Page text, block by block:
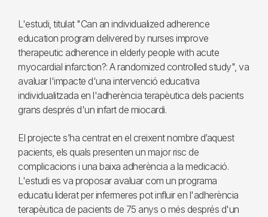
L'estudi, titulat "Can an individualized adherence
education program delivered by nurses improve
therapeutic adherence in elderly people with acute
myocardial infarction?: A randomized controlled study", va
avaluar l'impacte d'una intervenció educativa
individualitzada en l'adherència terapèutica dels pacients
grans després d'un infart de miocardi.
El projecte s’ha centrat en el creixent nombre d’aquest
pacients, els quals presenten un major risc de
complicacions i una baixa adherència a la medicació.
L'estudi es va proposar avaluar com un programa
educatiu liderat per infermeres pot influir en l'adherència
terapèutica de pacients de 75 anys o més després d'un